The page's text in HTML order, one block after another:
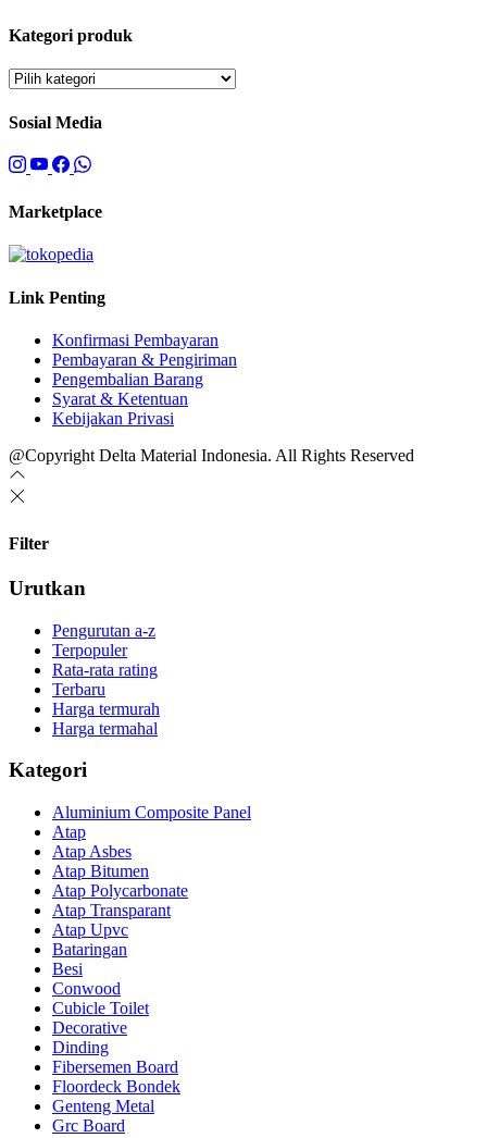
Kategori produk
Sosial Media
Marketplace
Link Penting
Konfirmasi Pembayaran
Pembayaran & Pengiriman
Pengembalian Barang
Syarat & Ketentuan
Kebijakan Privasi
@Copyright Delta Material Indonesia. All Rights Reserved
Filter
Urutkan
Pengurutan a-z
Terpopuler
Rata-rata rating
Terbaru
Harga termurah
Harga termahal
Kategori
Aluminium Composite Panel
Atap
Atap Asbes
Atap Bitumen
Atap Polycarbonate
Atap Transparant
Atap Upvc
Bataringan
Besi
Conwood
Cubicle Toilet
Decorative
Dinding
Fibersemen Board
Floordeck Bondek
Genteng Metal
Grc Board